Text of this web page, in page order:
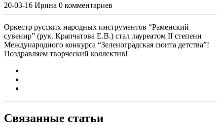
20-03-16 Ирина 0 комментариев
Оркестр русских народных инструментов “Раменский
сувенир” (рук. Крапчатова Е.В.) стал лауреатом II степени
Международного конкурса “Зеленоградская сюита детства”!
Поздравляем творческий коллектив!
Связанные статьи